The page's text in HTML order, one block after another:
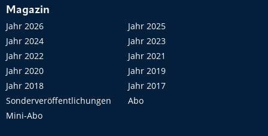
Magazin
Jahr 2026
Jahr 2025
Jahr 2024
Jahr 2023
Jahr 2022
Jahr 2021
Jahr 2020
Jahr 2019
Jahr 2018
Jahr 2017
Sonderveröffentlichungen
Abo
Mini-Abo